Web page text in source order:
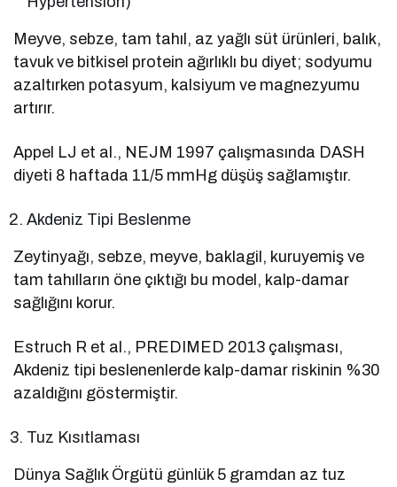
Meyve, sebze, tam tahıl, az yağlı süt ürünleri, balık,
tavuk ve bitkisel protein ağırlıklı bu diyet; sodyumu
azaltırken potasyum, kalsiyum ve magnezyumu
artırır.
Appel LJ et al., NEJM 1997 çalışmasında DASH
diyeti 8 haftada 11/5 mmHg düşüş sağlamıştır.
Akdeniz Tipi Beslenme
Zeytinyağı, sebze, meyve, baklagil, kuruyemiş ve
tam tahılların öne çıktığı bu model, kalp-damar
sağlığını korur.
Estruch R et al., PREDIMED 2013 çalışması,
Akdeniz tipi beslenenlerde kalp-damar riskinin %30
azaldığını göstermiştir.
Tuz Kısıtlaması
Dünya Sağlık Örgütü günlük 5 gramdan az tuz